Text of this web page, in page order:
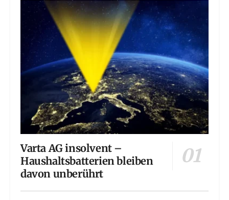
Varta AG insolvent –
Haushaltsbatterien bleiben
davon unberührt